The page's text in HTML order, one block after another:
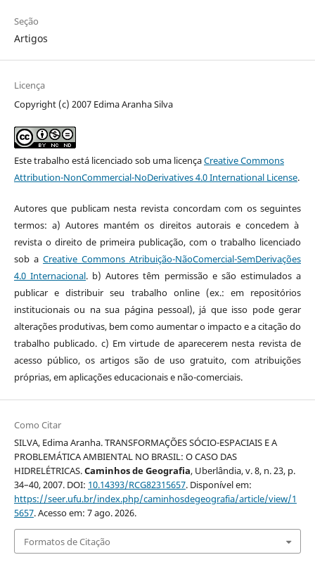
Seção
Artigos
Licença
Copyright (c) 2007 Edima Aranha Silva
Este trabalho está licenciado sob uma licençaCreative Commons
Attribution-NonCommercial-NoDerivatives 4.0 International License.
Autores que publicam nesta revista concordam com os seguintes
termos: a) Autores mantém os direitos autorais e concedem à
revista o direito de primeira publicação, com o trabalho licenciado
sob a Creative Commons Atribuição-NãoComercial-SemDerivações
4.0 Internacional. b) Autores têm permissão e são estimulados a
publicar e distribuir seu trabalho online (ex.: em repositórios
institucionais ou na sua página pessoal), já que isso pode gerar
alterações produtivas, bem como aumentar o impacto e a citação do
trabalho publicado. c) Em virtude de aparecerem nesta revista de
acesso público, os artigos são de uso gratuito, com atribuições
próprias, em aplicações educacionais e não-comerciais.
Como Citar
SILVA, Edima Aranha. TRANSFORMAÇÕES SÓCIO-ESPACIAIS E A
PROBLEMÁTICA AMBIENTAL NO BRASIL: O CASO DAS
HIDRELÉTRICAS.Caminhos de Geografia, Uberlândia, v. 8, n. 23, p.
34–40, 2007. DOI: 10.14393/RCG82315657. Disponível em:
https://seer.ufu.br/index.php/caminhosdegeografia/article/view/1
5657. Acesso em: 7 ago. 2026.
Formatos de Citação